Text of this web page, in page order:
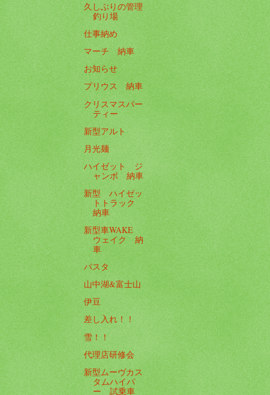
久しぶりの管理
釣り場
仕事納め
マーチ 納車
お知らせ
プリウス 納車
クリスマスパー
ティー
新型アルト
月光麺
ハイゼット ジ
ャンボ 納車
新型 ハイゼッ
トトラック
納車
新型車WAKE
ウェイク 納
車
パスタ
山中湖&富士山
伊豆
差し入れ！！
雪！！
代理店研修会
新型ムーヴカス
タムハイパ
ー 試乗車